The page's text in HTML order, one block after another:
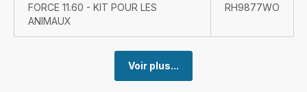
FORCE 11.60 - KIT POUR LES
ANIMAUX
RH9877WO
Voir plus...